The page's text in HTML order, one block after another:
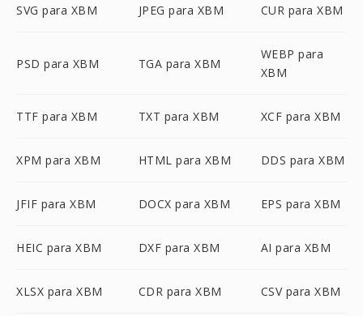
SVG para XBM JPEG para XBM CUR para XBM
PSD para XBM TGA para XBM
WEBP para
XBM
TTF para XBM TXT para XBM XCF para XBM
XPM para XBM HTML para XBM DDS para XBM
JFIF para XBM DOCX para XBM EPS para XBM
HEIC para XBM DXF para XBM AI para XBM
XLSX para XBM CDR para XBM CSV para XBM